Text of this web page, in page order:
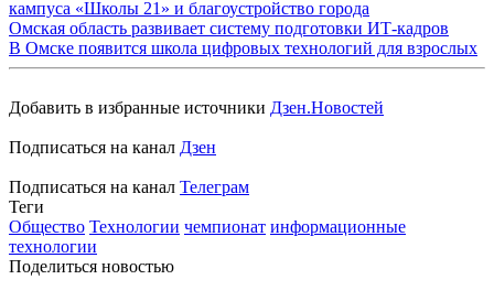
кампуса «Школы 21» и благоустройство города
Омская область развивает систему подготовки ИТ-кадров
В Омске появится школа цифровых технологий для взрослых
Добавить в избранные источники Дзен.Новостей
Подписаться на канал Дзен
Подписаться на канал Телеграм
Теги
Общество Технологии чемпионат информационные
технологии
Поделиться новостью